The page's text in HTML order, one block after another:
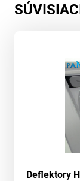
Deflektory